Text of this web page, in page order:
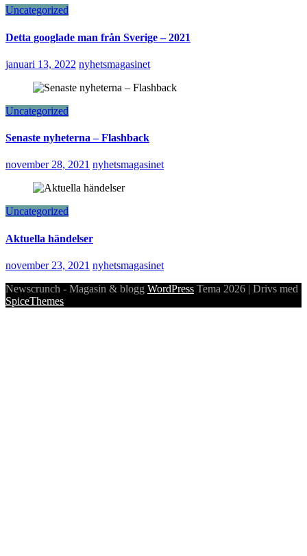
Uncategorized
Detta googlade man från Sverige – 2021
januari 13, 2022 nyhetsmagasinet
Uncategorized
Senaste nyheterna – Flashback
november 28, 2021 nyhetsmagasinet
Uncategorized
Aktuella händelser
november 23, 2021 nyhetsmagasinet
Newscrunch - Magasin & blogg WordPress Tema 2026 | Drivs med
SpiceThemes